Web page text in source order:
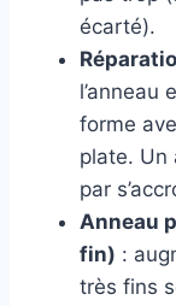
écarté).
l’anneau
forme
plate. Un
par
Anneau
fin) :
très fins